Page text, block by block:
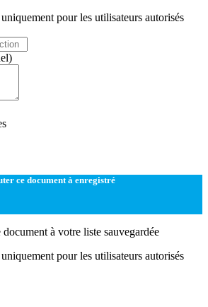
pour les utilisateurs autorisés
ce document à enregistré
à votre liste sauvegardée
pour les utilisateurs autorisés